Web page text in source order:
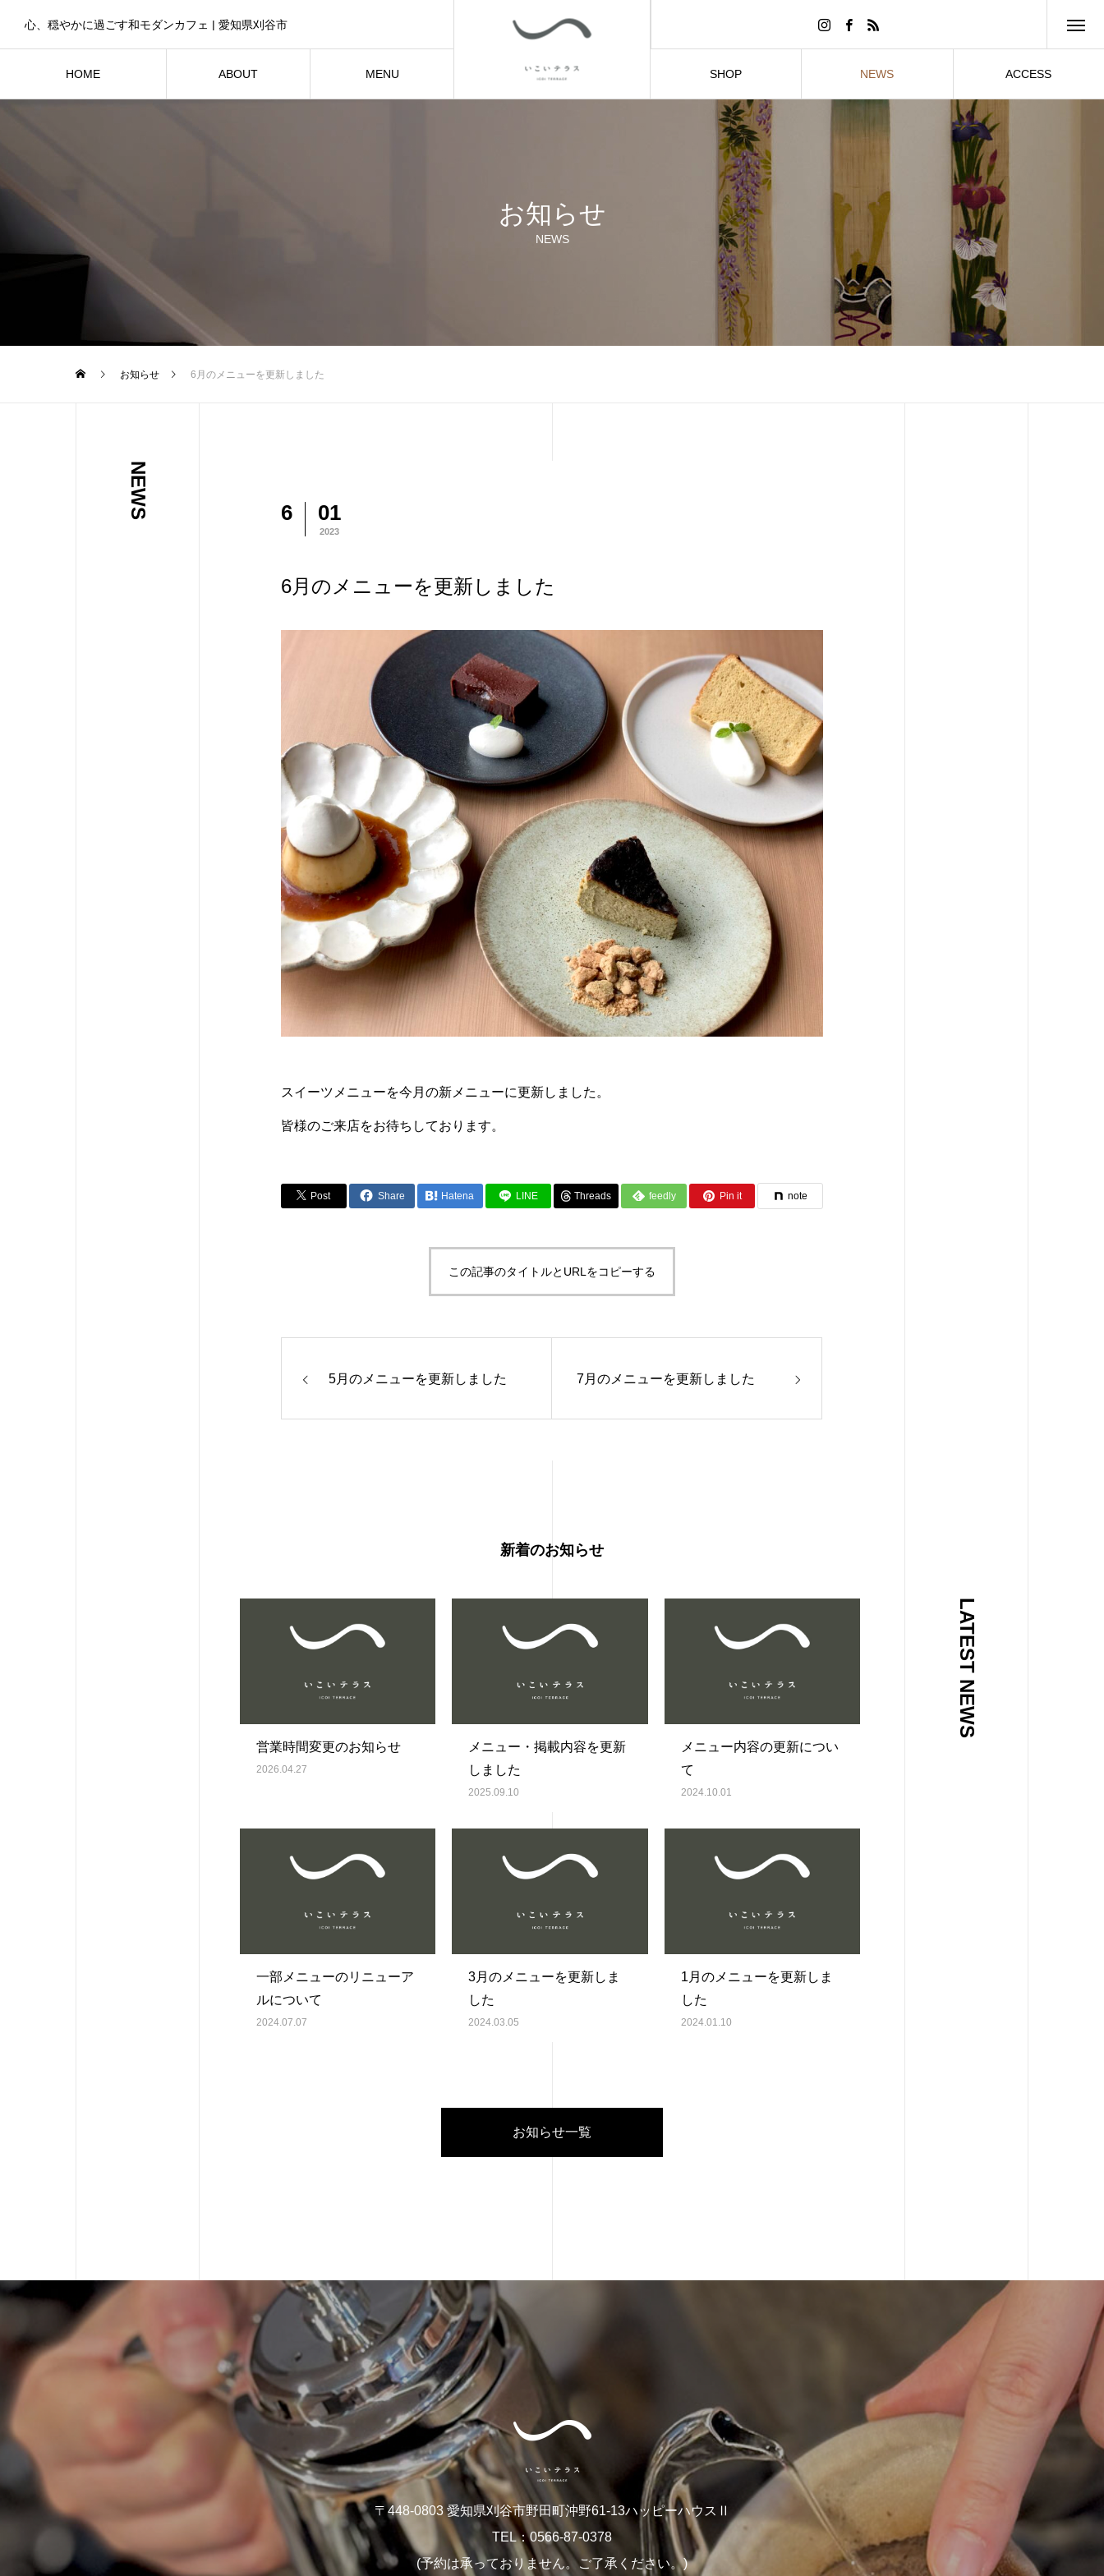
HOME
ABOUT
MENU
SHOP
NEWS
ACCESS
心、穏やかに過ごす和モダンカフェ | 愛知県刈谷市
お知らせ
NEWS
お知らせ 6月のメニューを更新しました
NEWS 6 01
2023
6月のメニューを更新しました
スイーツメニューを今月の新メニューに更新しました。
皆様のご来店をお待ちしております。
Post Share Hatena LINE Threads feedly Pin it note
この記事のタイトルとURLをコピーする
5月のメニューを更新しました 7月のメニューを更新しました
LATEST NEWS
新着のお知らせ
営業時間変更のお知らせ
2026.04.27
メニュー・掲載内容を更新
しました
2025.09.10
メニュー内容の更新につい
て
2024.10.01
一部メニューのリニューア
ルについて
2024.07.07
3月のメニューを更新しま
した
2024.03.05
1月のメニューを更新しま
した
2024.01.10
お知らせ一覧
〒448-0803 愛知県刈谷市野田町沖野61-13ハッピーハウスⅡ
TEL：0566-87-0378
(予約は承っておりません。ご了承ください。)